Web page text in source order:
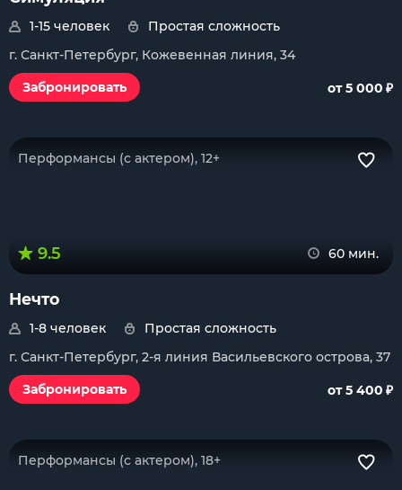
1-15 человек
Простая сложность
г. Санкт-Петербург, Кожевенная линия, 34
Забронировать
от 5 000 ₽
Перформансы (с актером), 12+
9.5 60 мин.
Нечто
1-8 человек
Простая сложность
г. Санкт-Петербург, 2-я линия Васильевского острова, 37
Забронировать
от 5 400 ₽
Перформансы (с актером), 18+